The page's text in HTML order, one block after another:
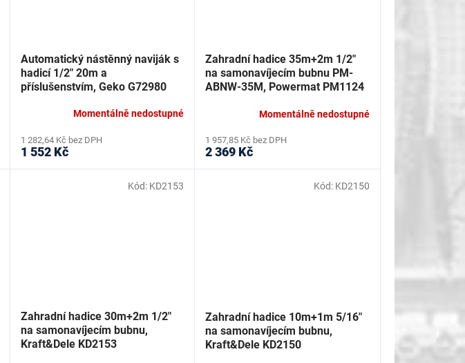
Automatický nástěnný naviják s
hadicí 1/2" 20m a
příslušenstvím, Geko G72980
Momentálně nedostupné
1 282,64 Kč bez DPH
1 552 Kč
Zahradní hadice 35m+2m 1/2"
na samonavíjecím bubnu PM-
ABNW-35M, Powermat PM1124
Momentálně nedostupné
1 957,85 Kč bez DPH
2 369 Kč
Zahradní hadice 30m+2m 1/2"
na samonavíjecím bubnu,
Kraft&Dele KD2153
Kód: KD2153
Zahradní hadice 10m+1m 5/16"
na samonavíjecím bubnu,
Kraft&Dele KD2150
Kód: KD2150